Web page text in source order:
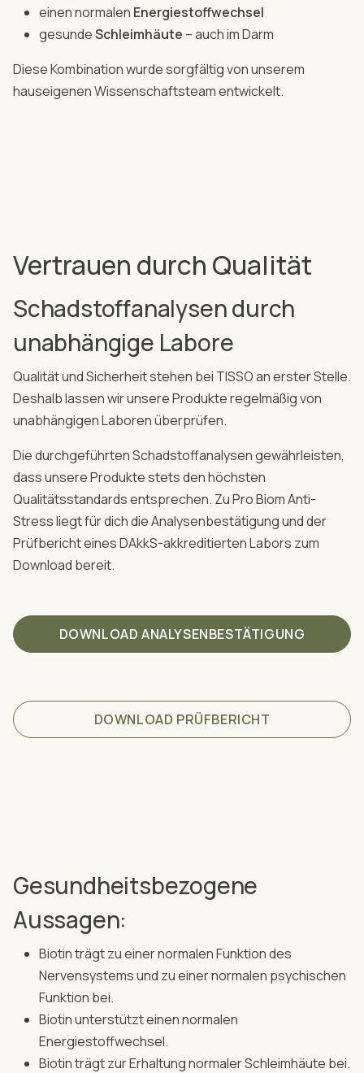
einen normalen Energiestoffwechsel
gesundeSchleimhäute – auch im Darm
Diese Kombination wurde sorgfältig von unserem
hauseigenen Wissenschaftsteam entwickelt.
Vertrauen durch Qualität
Schadstoffanalysen durch
unabhängige Labore
Qualität und Sicherheit stehen bei TISSO an erster Stelle.
Deshalb lassen wir unsere Produkte regelmäßig von
unabhängigen Laboren überprüfen.
Die durchgeführten Schadstoffanalysen gewährleisten,
dass unsere Produkte stets den höchsten
Qualitätsstandards entsprechen. Zu Pro Biom Anti-
Stress liegt für dich die Analysenbestätigung und der
Prüfbericht eines DAkkS-akkreditierten Labors zum
Download bereit.
DOWNLOAD ANALYSENBESTÄTIGUNG
DOWNLOAD PRÜFBERICHT
Gesundheitsbezogene
Aussagen:
Biotin trägt zu einer normalen Funktion des
Nervensystems und zu einer normalen psychischen
Funktion bei.
Biotin unterstützt einen normalen
Energiestoffwechsel.
Biotin trägt zur Erhaltung normaler Schleimhäute bei.